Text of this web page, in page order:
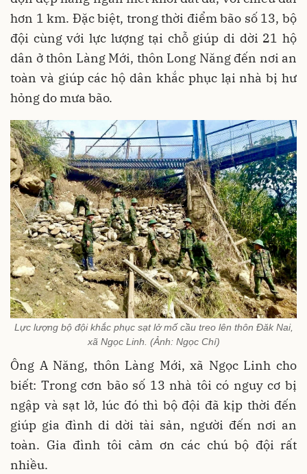
hơn 1 km. Đặc biệt, trong thời điểm bão số 13, bộ
đội cùng với lực lượng tại chỗ giúp di dời 21 hộ
dân ở thôn Làng Mới, thôn Long Năng đến nơi an
toàn và giúp các hộ dân khắc phục lại nhà bị hư
hỏng do mưa bão.
Lực lượng bộ đội khắc phục sạt lở mố cầu treo lên thôn Đăk Nai,
xã Ngọc Linh. (Ảnh: Ngọc Chí)
Ông A Năng, thôn Làng Mới, xã Ngọc Linh cho
biết: Trong cơn bão số 13 nhà tôi có nguy cơ bị
ngập và sạt lở, lúc đó thì bộ đội đã kịp thời đến
giúp gia đình di dời tài sản, người đến nơi an
toàn. Gia đình tôi cảm ơn các chú bộ đội rất
nhiều.